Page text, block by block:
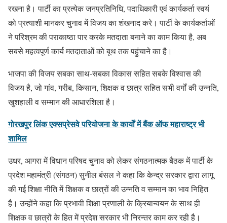
रखना है। पार्टी का प्रत्येक जनप्रतिनिधि, पदाधिकारी एवं कार्यकर्ता स्वयं
को प्रत्याशी मानकर चुनाव में विजय का शंखनाद करे। पार्टी के कार्यकर्ताओं
ने परिश्रम की पराकाष्ठा पार करके मतदाता बनाने का काम किया है, अब
सबसे महत्वपूर्ण कार्य मतदाताओं को बूथ तक पहुंचाने का है।
भाजपा की विजय सबका साथ-सबका विकास सहित सबके विश्वास की
विजय है, जो गांव, गरीब, किसान, शिक्षक व छात्र सहित सभी वर्गों की उन्नति,
खुशहाली व सम्मान की आधारशिला है।
गोरखपुर लिंक एक्सप्रेसवे परियोजना के कार्यों में बैंक ऑफ महाराष्ट्र भी
शामिल
उधर, आगरा में विधान परिषद चुनाव को लेकर संगठनात्मक बैठक में पार्टी के
प्रदेश महामंत्री (संगठन) सुनील बंसल ने कहा कि केन्द्र सरकार द्वारा लागू
की गई शिक्षा नीति में शिक्षक व छात्रों की उन्नति व सम्मान का भाव निहित
है। उन्होंने कहा कि प्रभावी शिक्षा प्रणाली के क्रियान्वयन के साथ ही
शिक्षक व छात्रों के हित में प्रदेश सरकार भी निरन्तर काम कर रही है।